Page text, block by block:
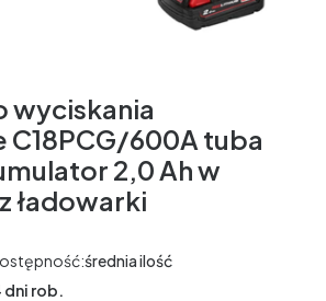
wyciskania
C18PCG/600A tuba
2,0 Ah w
ładowarki
średnia ilość
dni rob.